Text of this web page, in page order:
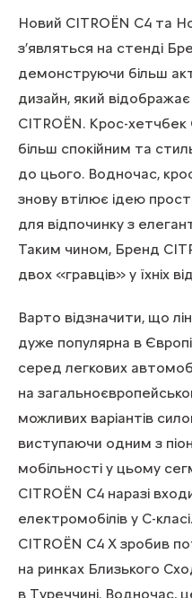
Новий CITROЁN C4 та
з’являться на стенді
демонструючи більш
дизайн, який
CITROЁN. Крос-хетчбек
більш спокійним та
до цього. Водночас,
знову втілює ідею
для відпочинку з
Таким чином, Бренд
двох «гравців» у їхніх
Варто відзначити, що
дуже популярна в
серед легкових
на
можливих варіантів
виступаючи одним з
мобільності у цьому
CITROЁN С4 наразі
електромобілів у C-
CITROЁN C4 X зробив
на ринках Близького
в Туреччині. Водночас,